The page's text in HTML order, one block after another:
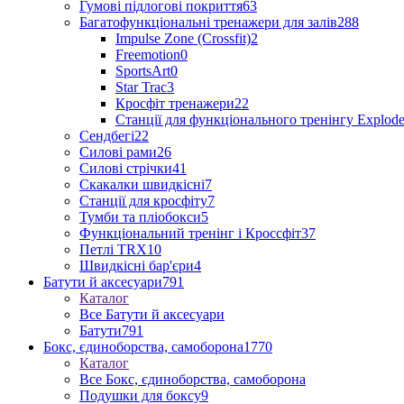
Гумові підлогові покриття63
Багатофункціональні тренажери для залів288
Impulse Zone (Crossfit)2
Freemotion0
SportsArt0
Star Trac3
Кросфіт тренажери22
Станції для функціонального тренінгу Explode
Сендбегі22
Силові рами26
Силові стрічки41
Скакалки швидкісні7
Станції для кросфіту7
Тумби та пліобокси5
Функціональний тренінг і Кроссфіт37
Петлі TRX10
Швидкісні бар'єри4
Батути й аксесуари791
Каталог
Все Батути й аксесуари
Батути791
Бокс, єдиноборства, самоборона1770
Каталог
Все Бокс, єдиноборства, самоборона
Подушки для боксу9